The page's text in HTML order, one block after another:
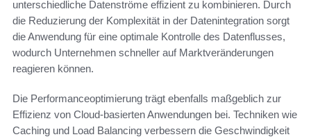
unterschiedliche Datenströme effizient zu kombinieren. Durch
die Reduzierung der Komplexität in der Datenintegration sorgt
die Anwendung für eine optimale Kontrolle des Datenflusses,
wodurch Unternehmen schneller auf Marktveränderungen
reagieren können.
Die Performanceoptimierung trägt ebenfalls maßgeblich zur
Effizienz von Cloud-basierten Anwendungen bei. Techniken wie
Caching und Load Balancing verbessern die Geschwindigkeit